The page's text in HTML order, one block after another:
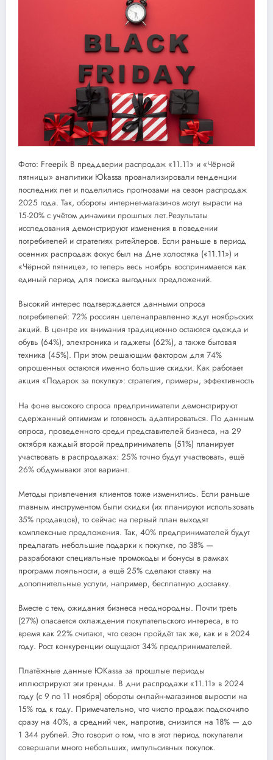
Фото: Freepik В преддверии распродаж «11.11» и «Чёрной
пятницы» аналитики Юkassa проанализировали тенденции
последних лет и поделились прогнозами на сезон распродаж
2025 года. Так, обороты интернет-магазинов могут вырасти на
15-20% с учётом динамики прошлых лет.Результаты
исследования демонстрируют изменения в поведении
потребителей и стратегиях ритейлеров. Если раньше в период
осенних распродаж фокус был на Дне холостяка («11.11») и
«Чёрной пятнице», то теперь весь ноябрь воспринимается как
единый период для поиска выгодных предложений.
Высокий интерес подтверждается данными опроса
потребителей: 72% россиян целенаправленно ждут ноябрьских
акций. В центре их внимания традиционно остаются одежда и
обувь (64%), электроника и гаджеты (62%), а также бытовая
техника (45%). При этом решающим фактором для 74%
опрошенных остаются именно большие скидки. Как работает
акция «Подарок за покупку»: стратегия, примеры, эффективность
На фоне высокого спроса предприниматели демонстрируют
сдержанный оптимизм и готовность адаптироваться. По данным
опроса, проведенного среди представителей бизнеса, на 29
октября каждый второй предприниматель (51%) планирует
участвовать в распродажах: 25% точно будут участвовать, ещё
26% обдумывают этот вариант.
Методы привлечения клиентов тоже изменились. Если раньше
главным инструментом были скидки (их планируют использовать
35% продавцов), то сейчас на первый план выходят
комплексные предложения. Так, 40% предпринимателей будут
предлагать небольшие подарки к покупке, по 38% —
разработают специальные промокоды и бонусы в рамках
программ лояльности, а ещё 25% сделают ставку на
дополнительные услуги, например, бесплатную доставку.
Вместе с тем, ожидания бизнеса неоднородны. Почти треть
(27%) опасается охлаждения покупательского интереса, в то
время как 22% считают, что сезон пройдёт так же, как и в 2024
году. Рост конкуренции ощущают 34% предпринимателей.
Платёжные данные ЮKassa за прошлые периоды
иллюстрируют эти тренды. В дни распродажи «11.11» в 2024
году (с 9 по 11 ноября) обороты онлайн-магазинов выросли на
15% год к году. Примечательно, что число продаж подскочило
сразу на 40%, а средний чек, напротив, снизился на 18% — до
1 344 рублей. Это говорит о том, что в этот период покупатели
совершали много небольших, импульсивных покупок.